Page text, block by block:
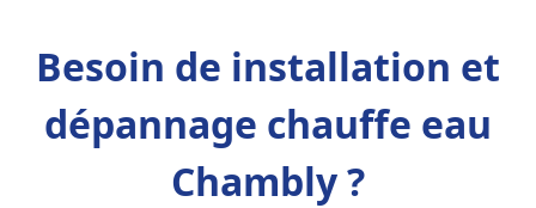
Besoin de installation et
dépannage chauffe eau
Chambly ?